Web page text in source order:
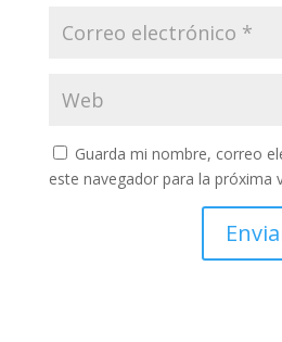
Guarda mi nombre, correo
este navegador para la próxima